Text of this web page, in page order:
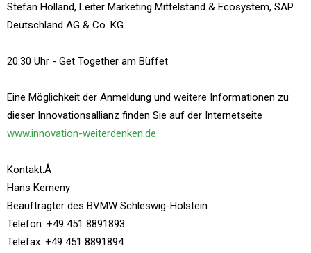
Stefan Holland, Leiter Marketing Mittelstand & Ecosystem, SAP
Deutschland AG & Co. KG
20:30 Uhr - Get Together am Büffet
Eine Möglichkeit der Anmeldung und weitere Informationen zu
dieser Innovationsallianz finden Sie auf der Internetseite
www.innovation-weiterdenken.de
Kontakt:Â
Hans Kemeny
Beauftragter des BVMW Schleswig-Holstein
Telefon: +49 451 8891893
Telefax: +49 451 8891894